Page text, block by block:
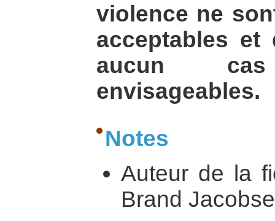
violence ne
acceptables et
aucun
envisageables.
Notes
Auteur de la
Brand